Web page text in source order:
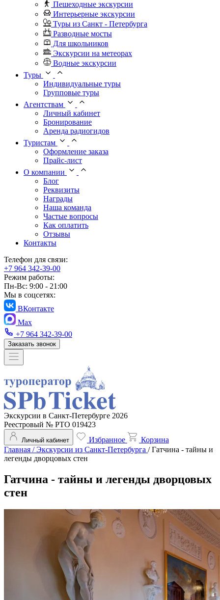
Пешеходные экскурсии
Интерьерные экскурсии
Туры из Санкт - Петербурга
Разводные мосты
Для школьников
Экскурсии на метеорах
Водные экскурсии
Туры
Индивидуальные туры
Групповые туры
Агентствам
Личный кабинет
Бронирование
Аренда радиогидов
Туристам
Оформление заказа
Прайс-лист
О компании
Блог
Реквизиты
Награды
Наша команда
Частые вопросы
Как оплатить
Отзывы
Контакты
Телефон для связи:
+7 964 342-39-00
Режим работы:
Пн-Вс: 9:00 - 21:00
Мы в соцсетях:
ВКонтакте
Max
+7 964 342-39-00
Заказать звонок
Экскурсии в Санкт-Петербурге 2026
Реестровый № РТО 019423
Личный кабинет Избранное
Корзина
Главная /Экскурсии из Санкт-Петербурга /Гатчина - тайны и
легенды дворцовых стен
Гатчина - тайны и легенды дворцовых
стен